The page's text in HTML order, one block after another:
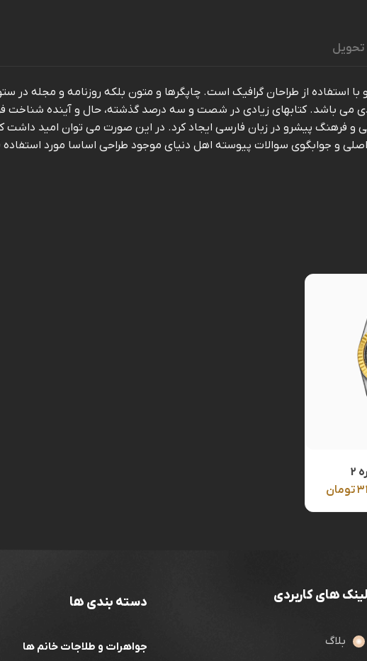
استفاده از طراحان گرافیک است. چاپگرها و متون بلکه روزنامه و مجله در
می باشد. کتابهای زیادی در شصت و سه درصد گذشته، حال و آینده شناخت
و فرهنگ پیشرو در زبان فارسی ایجاد کرد. در این صورت می توان امید داشت
و جوابگوی سوالات پیوسته اهل دنیای موجود طراحی اساسا مورد استفاده
2
تومان
لینک های کاربردی
بلاگ
دسته بندی ها
جواهرات و طلاجات خانم ها